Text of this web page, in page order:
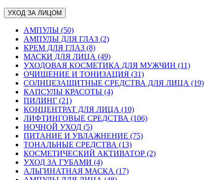
УХОД ЗА ЛИЦОМ
АМПУЛЫ (50)
АМПУЛЫ ДЛЯ ГЛАЗ (2)
КРЕМ ДЛЯ ГЛАЗ (8)
МАСКИ ДЛЯ ЛИЦА (49)
УХОДОВАЯ КОСМЕТИКА ДЛЯ МУЖЧИН (11)
ОЧИЩЕНИЕ И ТОНИЗАЦИЯ (31)
СОЛНЦЕЗАЩИТНЫЕ СРЕДСТВА ДЛЯ ЛИЦА (19)
КАПСУЛЫ КРАСОТЫ (4)
ПИЛИНГ (21)
КОНЦЕНТРАТ ДЛЯ ЛИЦА (10)
ЛИФТИНГОВЫЕ СРЕДСТВА (106)
НОЧНОЙ УХОД (5)
ПИТАНИЕ И УВЛАЖНЕНИЕ (75)
ТОНАЛЬНЫЕ СРЕДСТВА (13)
КОСМЕТИЧЕСКИЙ АКТИВАТОР (2)
УХОД ЗА ГУБАМИ (4)
АЛЬГИНАТНАЯ МАСКА (17)